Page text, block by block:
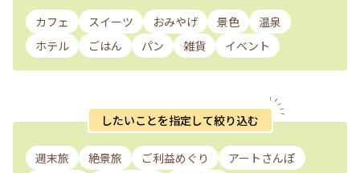
カフェ スイーツ おみやげ 景色
温泉
ホテル
ごはん パン 雑貨 イベント
したいことを指定して絞り込む
週末旅 絶景旅 ご利益めぐり
アートさんぽ